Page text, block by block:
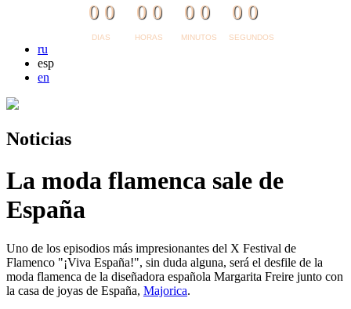
DIAS
0 0
HORAS
0 0
MINUTOS
0 0
SEGUNDOS
0 0
ru
esp
en
Noticias
La moda flamenca sale de
España
Uno de los episodios más impresionantes del X Festival de
Flamenco "¡Viva España!", sin duda alguna, será el desfile de la
moda flamenca de la diseñadora española Margarita Freire junto con
la casa de joyas de España, Majorica.